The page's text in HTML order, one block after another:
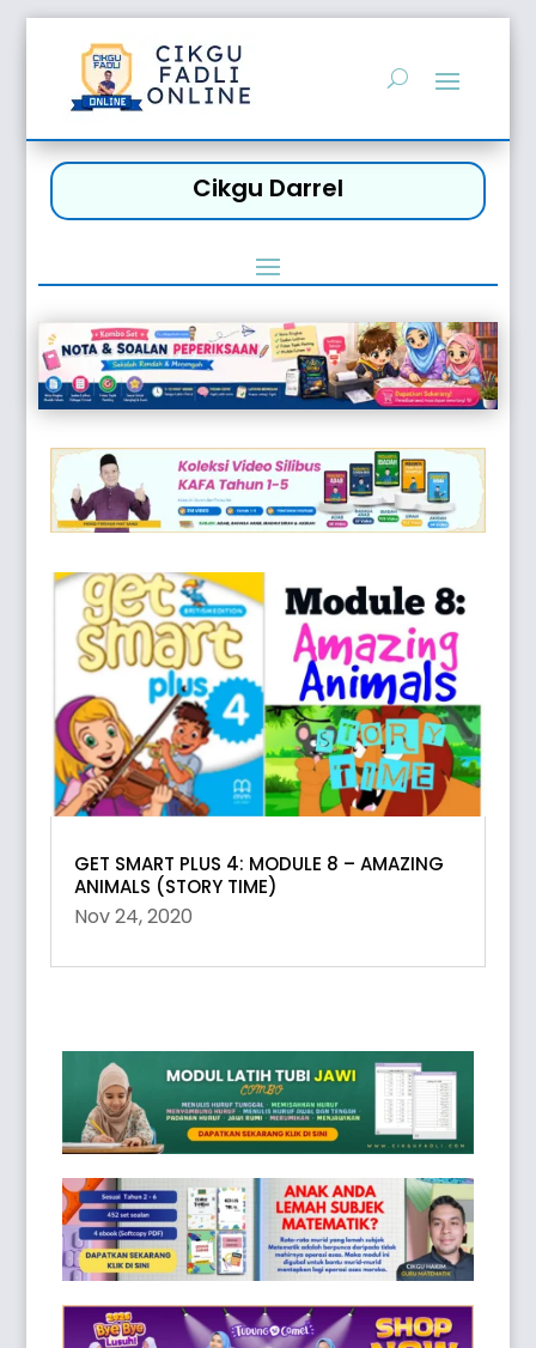
Cikgu Darrel
GET SMART PLUS 4: MODULE 8 – AMAZING
ANIMALS (STORY TIME)
Nov 24, 2020